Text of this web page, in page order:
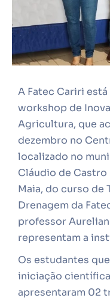
A Fatec Cariri
workshop de
Agricultura, que
dezembro no
localizado no
Cláudio de Castro
Maia, do curso de
Drenagem da
professor
representam a
Os estudantes
iniciação
apresentaram 02